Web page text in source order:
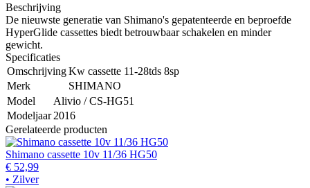
Beschrijving
De nieuwste generatie van Shimano's gepatenteerde en beproefde
HyperGlide cassettes biedt betrouwbaar schakelen en minder
gewicht.
Specificaties
OmschrijvingKw cassette 11-28tds 8sp
Merk
SHIMANO
Model
Alivio / CS-HG51
Modeljaar 2016
Gerelateerde producten
Shimano cassette 10v 11/36 HG50
€ 52,99
• Zilver